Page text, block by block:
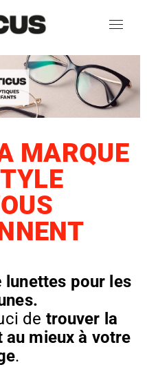
MARQUE
lunettes pour les
de trouver la
au mieux à votre
.